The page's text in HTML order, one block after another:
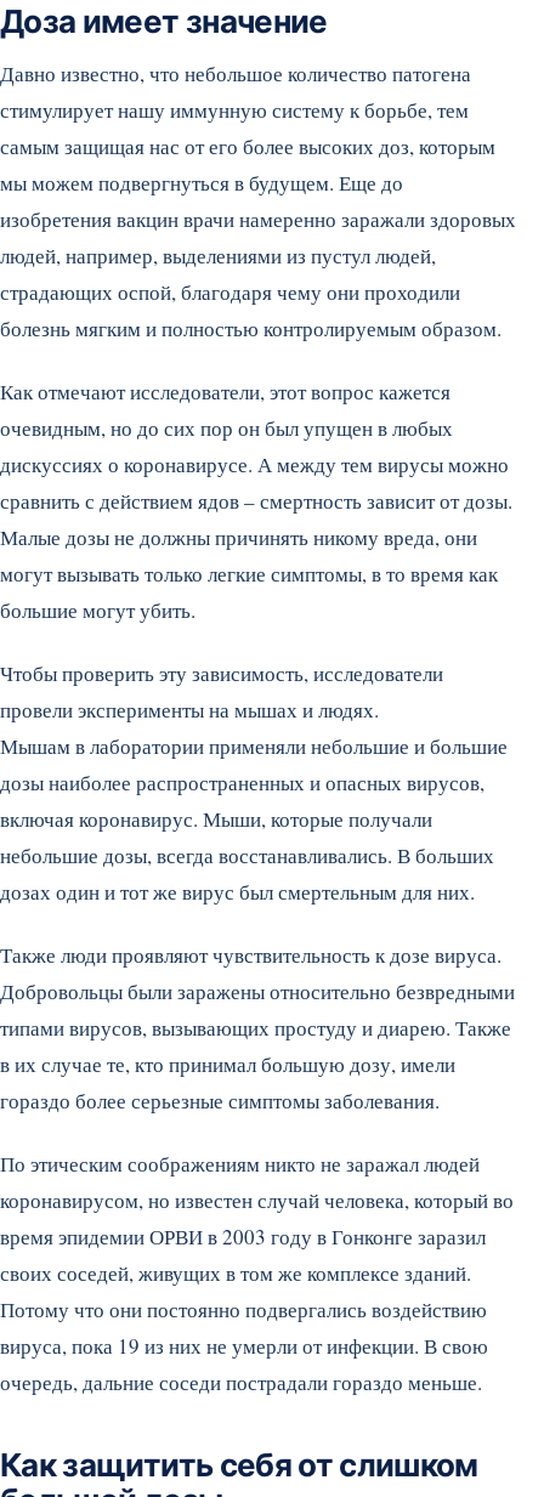
Доза имеет значение
Давно известно, что небольшое количество патогена
стимулирует нашу иммунную систему к борьбе, тем
самым защищая нас от его более высоких доз, которым
мы можем подвергнуться в будущем. Еще до
изобретения вакцин врачи намеренно заражали здоровых
людей, например, выделениями из пустул людей,
страдающих оспой, благодаря чему они проходили
болезнь мягким и полностью контролируемым образом.
Как отмечают исследователи, этот вопрос кажется
очевидным, но до сих пор он был упущен в любых
дискуссиях о коронавирусе. А между тем вирусы можно
сравнить с действием ядов – смертность зависит от дозы.
Малые дозы не должны причинять никому вреда, они
могут вызывать только легкие симптомы, в то время как
большие могут убить.
Чтобы проверить эту зависимость, исследователи
провели эксперименты на мышах и людях.
Мышам в лаборатории применяли небольшие и большие
дозы наиболее распространенных и опасных вирусов,
включая коронавирус. Мыши, которые получали
небольшие дозы, всегда восстанавливались. В больших
дозах один и тот же вирус был смертельным для них.
Также люди проявляют чувствительность к дозе вируса.
Добровольцы были заражены относительно безвредными
типами вирусов, вызывающих простуду и диарею. Также
в их случае те, кто принимал большую дозу, имели
гораздо более серьезные симптомы заболевания.
По этическим соображениям никто не заражал людей
коронавирусом, но известен случай человека, который во
время эпидемии ОРВИ в 2003 году в Гонконге заразил
своих соседей, живущих в том же комплексе зданий.
Потому что они постоянно подвергались воздействию
вируса, пока 19 из них не умерли от инфекции. В свою
очередь, дальние соседи пострадали гораздо меньше.
Как защитить себя от слишком